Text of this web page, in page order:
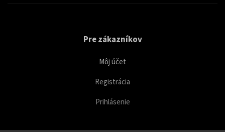
Pre zákazníkov
Môj účet
Registrácia
Prihlásenie